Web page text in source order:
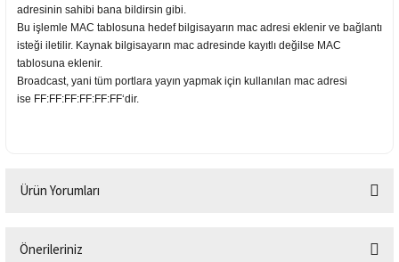
adresinin sahibi bana bildirsin gibi.
Bu işlemle MAC tablosuna hedef bilgisayarın mac adresi eklenir ve bağlantı
isteği iletilir. Kaynak bilgisayarın mac adresinde kayıtlı değilse MAC
tablosuna eklenir.
Broadcast, yani tüm portlara yayın yapmak için kullanılan mac adresi
ise FF:FF:FF:FF:FF:FF‘dir.
Ürün Yorumları
Önerileriniz